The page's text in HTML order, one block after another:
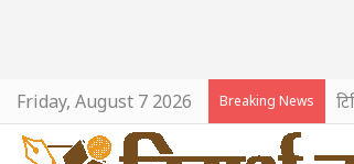
Friday, August 7 2026 Breaking News